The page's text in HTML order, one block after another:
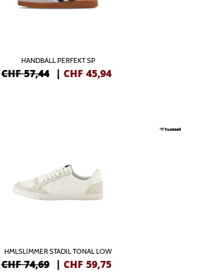
HANDBALL PERFEKT SP
CHF 57,44 | CHF 45,94
HMLSLIMMER STADIL TONAL LOW
CHF 74,69 | CHF 59,75